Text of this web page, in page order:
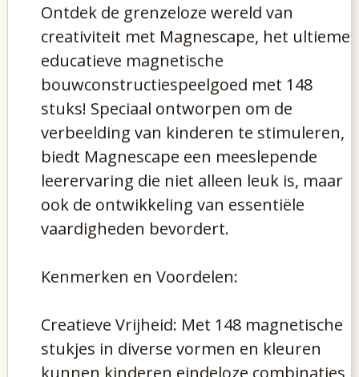
Ontdek de grenzeloze wereld van
creativiteit met Magnescape, het ultieme
educatieve magnetische
bouwconstructiespeelgoed met 148
stuks! Speciaal ontworpen om de
verbeelding van kinderen te stimuleren,
biedt Magnescape een meeslepende
leerervaring die niet alleen leuk is, maar
ook de ontwikkeling van essentiële
vaardigheden bevordert.
Kenmerken en Voordelen:
Creatieve Vrijheid: Met 148 magnetische
stukjes in diverse vormen en kleuren
kunnen kinderen eindeloze combinaties